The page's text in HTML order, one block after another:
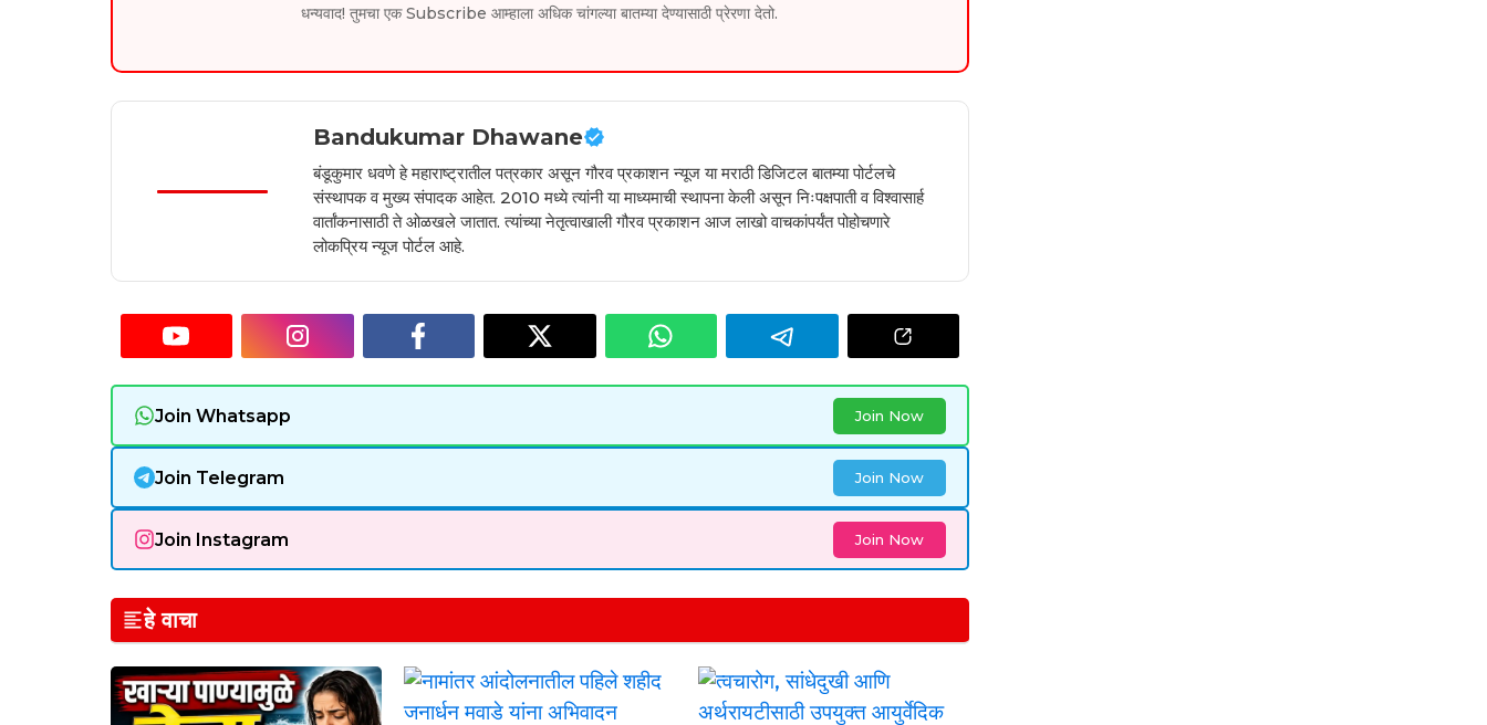
धन्यवाद! तुमचा एक Subscribe आम्हाला अधिक चांगल्या बातम्या देण्यासाठी प्रेरणा देतो.
Bandukumar Dhawane
बंडूकुमार धवणे हे महाराष्ट्रातील पत्रकार असून गौरव प्रकाशन न्यूज या मराठी डिजिटल बातम्या पोर्टलचे
संस्थापक व मुख्य संपादक आहेत. 2010 मध्ये त्यांनी या माध्यमाची स्थापना केली असून निःपक्षपाती व विश्वासार्ह
वार्तांकनासाठी ते ओळखले जातात. त्यांच्या नेतृत्वाखाली गौरव प्रकाशन आज लाखो वाचकांपर्यंत पोहोचणारे
लोकप्रिय न्यूज पोर्टल आहे.
Join Whatsapp Join Now
Join Telegram Join Now
Join Instagram Join Now
हे वाचा